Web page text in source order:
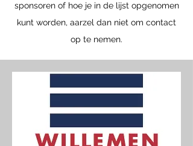
sponsoren of hoe je in de lijst opgenomen
kunt worden, aarzel dan niet om contact
op te nemen.